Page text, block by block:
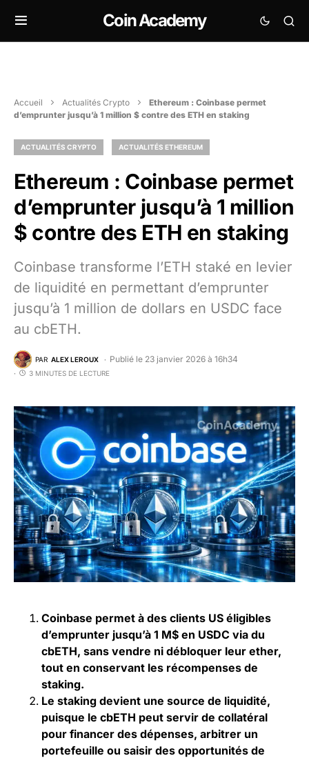
Coin Academy
Accueil Actualités Crypto
Ethereum : Coinbase permet
d’emprunter jusqu’à 1 million $ contre des ETH en staking
ACTUALITÉS CRYPTO ACTUALITÉS ETHEREUM
Ethereum : Coinbase permet
d’emprunter jusqu’à 1 million
$ contre des ETH en staking
Coinbase transforme l’ETH staké en levier
de liquidité en permettant d’emprunter
jusqu’à 1 million de dollars en USDC face
au cbETH.
PAR ALEX LEROUX Publié le 23 janvier 2026 à 16h34
3 MINUTES DE LECTURE
Coinbase permet à des clients US éligibles
d’emprunter jusqu’à 1 M$ en USDC via du
cbETH, sans vendre ni débloquer leur ether,
tout en conservant les récompenses de
staking.
Le staking devient une source de liquidité,
puisque le cbETH peut servir de collatéral
pour financer des dépenses, arbitrer un
portefeuille ou saisir des opportunités de